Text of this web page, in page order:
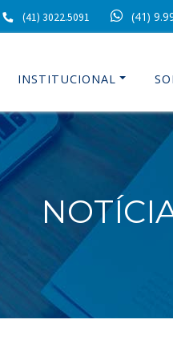
(41) 3022.5091 (41)
INSTITUCIONAL